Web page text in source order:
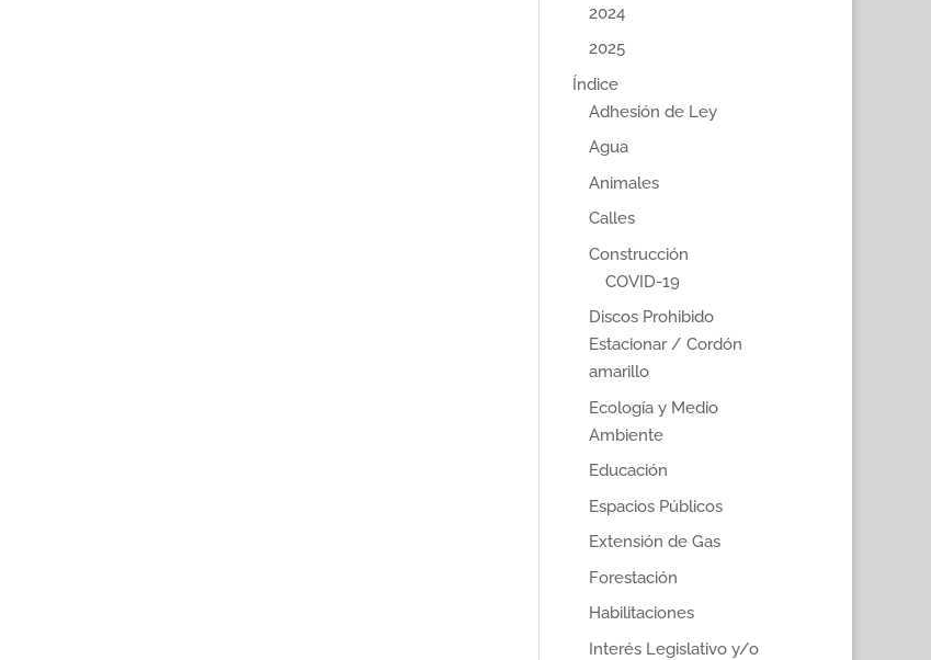
2024
2025
Índice
Adhesión de Ley
Agua
Animales
Calles
Construcción
COVID-19
Discos Prohibido
Estacionar / Cordón
amarillo
Ecología y Medio
Ambiente
Educación
Espacios Públicos
Extensión de Gas
Forestación
Habilitaciones
Interés Legislativo y/o